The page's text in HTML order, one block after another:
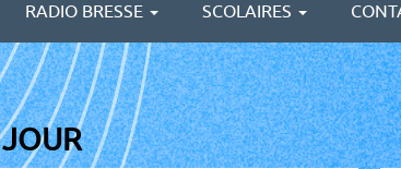
RADIO BRESSE SCOLAIRES